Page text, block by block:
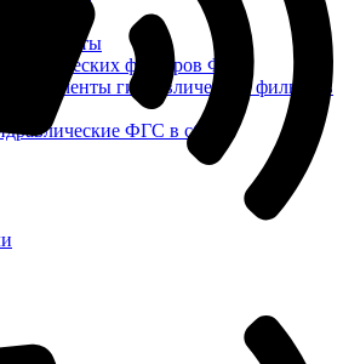
фильтров ФГС
элементы гидравлических фильтров
ФГС в сборе